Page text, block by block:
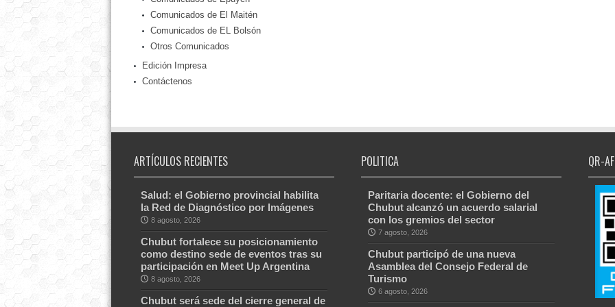
Comunicados de El Maitén
Comunicados de EL Bolsón
Otros Comunicados
Edición Impresa
Contáctenos
ARTÍCULOS RECIENTES
Salud: el Gobierno provincial habilita
la Red de Diagnóstico por Imágenes
8 agosto, 2026
Chubut fortalece su posicionamiento
como destino sede de eventos tras su
participación en Meet Up Argentina
8 agosto, 2026
Chubut será sede del cierre general de
POLITICA
Paritaria docente: el Gobierno del
Chubut alcanzó un acuerdo salarial
con los gremios del sector
7 agosto, 2026
Chubut participó de una nueva
Asamblea del Consejo Federal de
Turismo
6 agosto, 2026
QR-